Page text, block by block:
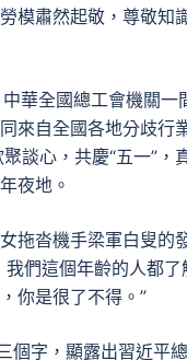
模肅然起敬，尊敬知
華全國總工會機關一
來自全國各地分歧行
談心，共慶“五一”，
夜地。
拖沓機手梁軍白叟的
我們這個年齡的人都
你是很了不得。”
個字，顯露出習近平